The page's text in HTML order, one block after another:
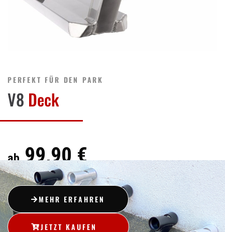
PERFEKT FÜR DEN PARK
V8 Deck
ab99,90 €
MEHR ERFAHREN
JETZT KAUFEN